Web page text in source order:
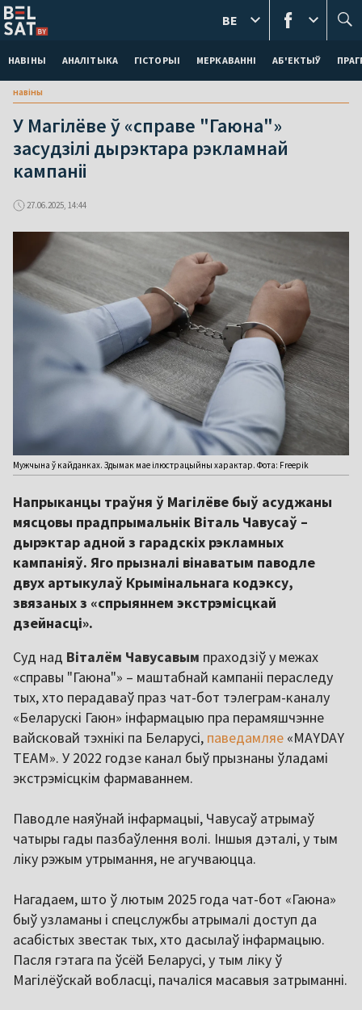
НАВІНЫ АНАЛІТЫКА ГІСТОРЫІ МЕРКАВАННI АБ'ЕКТЫЎ
BE
навіны
У Магілёве ў «справе "Гаюна"»
засудзілі дырэктара рэкламнай
кампаніі
27.06.2025, 14:44
Мужчына ў кайданках. Здымак мае ілюстрацыйны характар. Фота: Freepik
Напрыканцы траўня ў Магілёве быў асуджаны
мясцовы прадпрымальнік Віталь Чавусаў –
дырэктар адной з гарадскіх рэкламных
кампаніяў. Яго прызналі вінаватым паводле
двух артыкулаў Крымінальнага кодэксу,
звязаных з «спрыяннем экстрэмісцкай
дзейнасці».
Суд над Віталём Чавусавым праходзіў у межах
«справы "Гаюна"» – маштабнай кампаніі пераследу
тых, хто перадаваў праз чат-бот тэлеграм-каналу
«Беларускі Гаюн» інфармацыю пра перамяшчэнне
вайсковай тэхнікі па Беларусі, паведамляе «MAYDAY
TEAM». У 2022 годзе канал быў прызнаны ўладамі
экстрэмісцкім фармаваннем.
Паводле наяўнай інфармацыі, Чавусаў атрымаў
чатыры гады пазбаўлення волі. Іншыя дэталі, у тым
ліку рэжым утрымання, не агучваюцца.
Нагадаем, што ў лютым 2025 года чат-бот «Гаюна»
быў узламаны і спецслужбы атрымалі доступ да
асабістых звестак тых, хто дасылаў інфармацыю.
Пасля гэтага па ўсёй Беларусі, у тым ліку ў
Магілёўскай вобласці, пачаліся масавыя затрыманні.